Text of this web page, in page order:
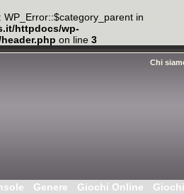
WP_Error::$category_parent in
httpdocs/wp-
on line 3
Chi
Genere Giochi Online